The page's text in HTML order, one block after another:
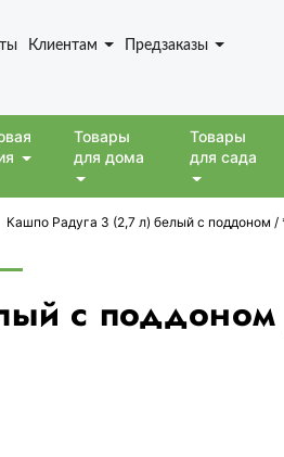
Клиентам Предзаказы
Товары
для дома
Товары
для сада
Кашпо Радуга 3 (2,7 л) белый с поддоном /
с